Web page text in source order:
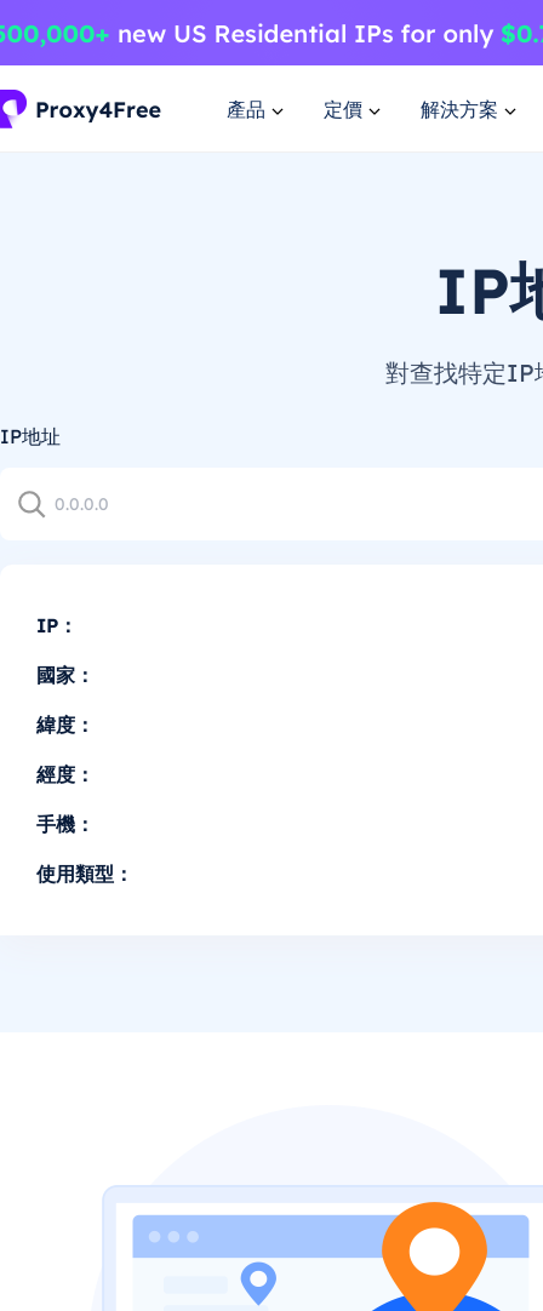
產品 定價 解決方案
IP
對查找特定IP
IP地址
IP：
國家：
緯度：
經度：
手機：
使用類型：